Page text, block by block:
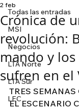
Todas las entradas
MSI
Negocios
LTA Norte
LTA Sur
LEC
Crónica de
revolución:
mando y
sufren en el
2 feb
TRES SEMANAS
EL ESCENARIO